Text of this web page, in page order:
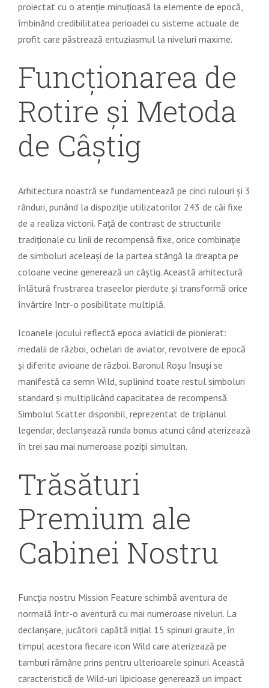
proiectat cu o atenție minuțioasă la elemente de epocă,
îmbinând credibilitatea perioadei cu sisteme actuale de
profit care păstrează entuziasmul la niveluri maxime.
Funcționarea de
Rotire și Metoda
de Câștig
Arhitectura noastră se fundamentează pe cinci rulouri și 3
rânduri, punând la dispoziție utilizatorilor 243 de căi fixe
de a realiza victorii. Față de contrast de structurile
tradiționale cu linii de recompensă fixe, orice combinație
de simboluri aceleași de la partea stângă la dreapta pe
coloane vecine generează un câștig. Această arhitectură
înlătură frustrarea traseelor pierdute și transformă orice
învârtire într-o posibilitate multiplă.
Icoanele jocului reflectă epoca aviaticii de pionierat:
medalii de război, ochelari de aviator, revolvere de epocă
și diferite avioane de război. Baronul Roșu însuși se
manifestă ca semn Wild, suplinind toate restul simboluri
standard și multiplicând capacitatea de recompensă.
Simbolul Scatter disponibil, reprezentat de triplanul
legendar, declanșează runda bonus atunci când aterizează
în trei sau mai numeroase poziții simultan.
Trăsături
Premium ale
Cabinei Nostru
Funcția nostru Mission Feature schimbă aventura de
normală într-o aventură cu mai numeroase niveluri. La
declanșare, jucătorii capătă inițial 15 spinuri grauite, în
timpul acestora fiecare icon Wild care aterizează pe
tamburi rămâne prins pentru ulterioarele spinuri. Această
caracteristică de Wild-uri lipicioase generează un impact